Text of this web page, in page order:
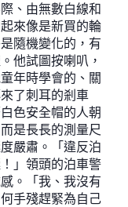
、由無數白線和
來像是新買的輪
隨機變化的，有
他試圖按喇叭，
年時學會的、關
了刺耳的剎車
色安全帽的人朝
是長長的測量尺
嚴肅。「違反泊
」領頭的泊車警
。「我、我沒有
手殘趕緊為自己